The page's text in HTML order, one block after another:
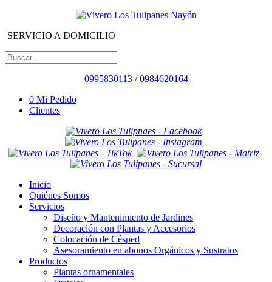
SERVICIO A DOMICILIO
0995830113/0984620164
0 Mi Pedido
Clientes
Inicio
Quiénes Somos
Servicios
Diseño y Mantenimiento de Jardines
Decoración con Plantas y Accesorios
Colocación de Césped
Asesoramiento en abonos Orgánicos y Sustratos
Productos
Plantas ornamentales